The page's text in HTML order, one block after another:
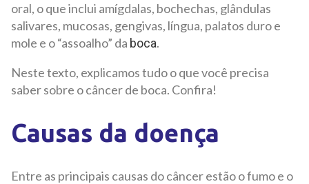
oral, o que inclui amígdalas, bochechas, glândulas
salivares, mucosas, gengivas, língua, palatos duro e
mole e o “assoalho” da boca.
Neste texto, explicamos tudo o que você precisa
saber sobre o câncer de boca. Confira!
Causas da doença
Entre as principais causas do câncer estão o fumo e o